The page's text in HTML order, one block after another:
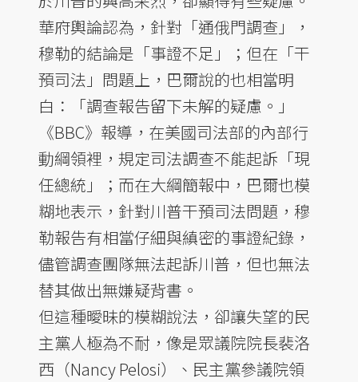
華府輿論認為，針對「通俄門調查」，
穆勒的結論是「事證不足」；但在「干
預司法」問題上，巴爾說的也相當明
白：「調查報告留下未解的疑慮。」
《BBC》報導，在美國司法部的內部行
動綱領裡，規定司法調查不能起訴「現
任總統」；而在大綱簡報中，巴爾也模
糊地表示，針對川普干預司法問題，穆
勒報告有相當仔細與縝密的事證紀錄，
儘管調查團隊無法起訴川普，但也無法
替其做出無嫌疑背書。
但這種曖昧的模糊說法，卻讓失望的民
主黨人極為不耐，像是眾議院院長裴洛
西（Nancy Pelosi）、民主黨參議院領